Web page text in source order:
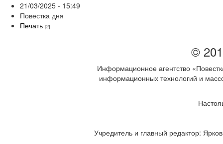
21/03/2025 - 15:49
Повестка дня
Печать [2]
©
Информационное агентство
информационных технологий и
Учредитель и главный редактор: